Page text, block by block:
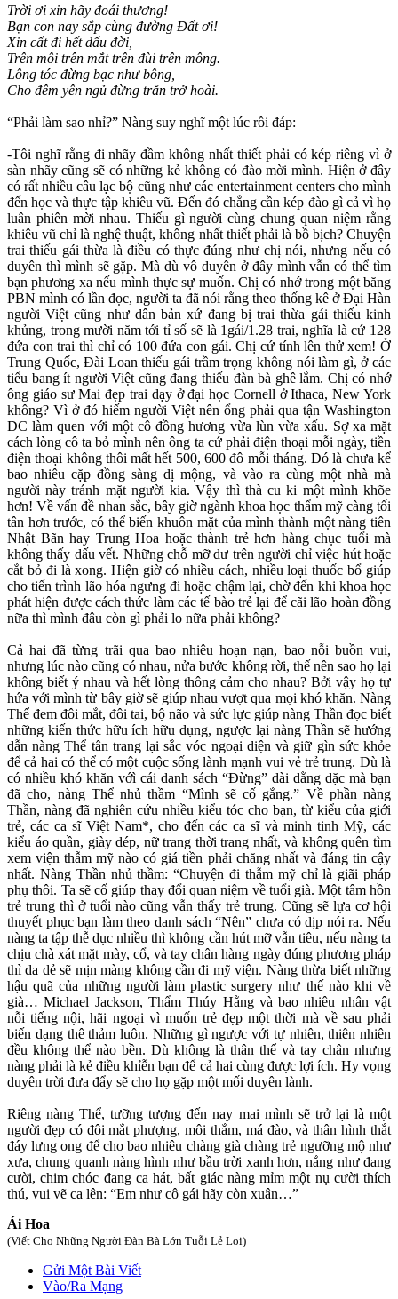
Trời ơi xin hãy đoái thương!
Bạn con nay sắp cùng đường Đất ơi!
Xin cất đi hết dấu đời,
Trên môi trên mắt trên đùi trên mông.
Lông tóc đừng bạc như bông,
Cho đêm yên ngủ đừng trăn trở hoài.
“Phải làm sao nhỉ?” Nàng suy nghĩ một lúc rồi đáp:
-Tôi nghĩ rằng đi nhãy đầm không nhất thiết phải có kép riêng vì ở
sàn nhãy cũng sẽ có những kẻ không có đào mời mình. Hiện ở đây
có rất nhiều câu lạc bộ cũng như các entertainment centers cho mình
đến học và thực tập khiêu vũ. Đến đó chẳng cần kép đào gì cả vì họ
luân phiên mời nhau. Thiếu gì người cùng chung quan niệm rằng
khiêu vũ chỉ là nghệ thuật, không nhất thiết phải là bồ bịch? Chuyện
trai thiếu gái thừa là điều có thực đúng như chị nói, nhưng nếu có
duyên thì mình sẽ gặp. Mà dù vô duyên ở đây mình vẫn có thể tìm
bạn phương xa nếu mình thực sự muốn. Chị có nhớ trong một băng
PBN mình có lần đọc, người ta đã nói rằng theo thống kê ở Đại Hàn
người Việt cũng như dân bản xứ đang bị trai thừa gái thiếu kinh
khủng, trong mười năm tới tỉ số sẽ là 1gái/1.28 trai, nghĩa là cứ 128
đứa con trai thì chỉ có 100 đứa con gái. Chị cứ tính lên thử xem! Ở
Trung Quốc, Đài Loan thiếu gái trầm trọng không nói làm gì, ở các
tiểu bang ít người Việt cũng đang thiếu đàn bà ghê lắm. Chị có nhớ
ông giáo sư Mai đẹp trai dạy ở đại học Cornell ở Ithaca, New York
không? Vì ở đó hiếm người Việt nên ổng phải qua tận Washington
DC làm quen với một cô đồng hương vừa lùn vừa xấu. Sợ xa mặt
cách lòng cô ta bỏ mình nên ông ta cứ phải điện thoại mỗi ngày, tiền
điện thoại không thôi mất hết 500, 600 đô mỗi tháng. Đó là chưa kể
bao nhiêu cặp đồng sàng dị mộng, và vào ra cùng một nhà mà
người này tránh mặt người kia. Vậy thì thà cu ki một mình khõe
hơn! Về vấn đề nhan sắc, bây giờ ngành khoa học thẩm mỹ càng tối
tân hơn trước, có thể biến khuôn mặt của mình thành một nàng tiên
Nhật Bãn hay Trung Hoa hoặc thành trẻ hơn hàng chục tuổi mà
không thấy dấu vết. Những chỗ mỡ dư trên người chỉ việc hút hoặc
cắt bỏ đi là xong. Hiện giờ có nhiều cách, nhiều loại thuốc bổ giúp
cho tiến trình lão hóa ngưng đi hoặc chậm lại, chờ đến khi khoa học
phát hiện được cách thức làm các tế bào trẻ lại để cãi lão hoàn đồng
nữa thì mình đâu còn gì phải lo nữa phải không?
Cả hai đã từng trãi qua bao nhiêu hoạn nạn, bao nỗi buồn vui,
nhưng lúc nào cũng có nhau, nửa bước không rời, thế nên sao họ lại
không biết ý nhau và hết lòng thông cảm cho nhau? Bởi vậy họ tự
hứa với mình từ bây giờ sẽ giúp nhau vượt qua mọi khó khăn. Nàng
Thể đem đôi mắt, đôi tai, bộ não và sức lực giúp nàng Thần đọc biết
những kiến thức hữu ích hữu dụng, ngược lại nàng Thần sẽ hướng
dẫn nàng Thể tân trang lại sắc vóc ngoại diện và giữ gìn sức khỏe
để cả hai có thể có một cuộc sống lành mạnh vui vẻ trẻ trung. Dù là
có nhiều khó khăn vớì cái danh sách “Đừng” dài dằng dặc mà bạn
đã cho, nàng Thể nhủ thầm “Mình sẽ cố gắng.” Về phần nàng
Thần, nàng đã nghiên cứu nhiều kiểu tóc cho bạn, từ kiểu của giới
trẻ, các ca sĩ Việt Nam*, cho đến các ca sĩ và minh tinh Mỹ, các
kiểu áo quần, giày dép, nữ trang thời trang nhất, và không quên tìm
xem viện thẫm mỹ nào có giá tiền phải chăng nhất và đáng tin cậy
nhất. Nàng Thần nhủ thầm: “Chuyện đi thẫm mỹ chỉ là giãi pháp
phụ thôi. Ta sẽ cố giúp thay đổi quan niệm về tuổi già. Một tâm hồn
trẻ trung thì ở tuổi nào cũng vẫn thấy trẻ trung. Cũng sẽ lựa cơ hội
thuyết phục bạn làm theo danh sách “Nên” chưa có dịp nói ra. Nếu
nàng ta tập thễ dục nhiều thì không cần hút mỡ vẫn tiêu, nếu nàng ta
chịu chà xát mặt mày, cổ, và tay chân hàng ngày đúng phương pháp
thì da dẻ sẽ mịn màng không cần đi mỹ viện. Nàng thừa biết những
hậu quã của những người làm plastic surgery như thế nào khi về
già… Michael Jackson, Thẩm Thúy Hằng và bao nhiêu nhân vật
nỗi tiếng nội, hãi ngoại vì muốn trẻ đẹp một thời mà về sau phải
biến dạng thê thảm luôn. Những gì ngược với tự nhiên, thiên nhiên
đều không thể nào bền. Dù không là thân thể và tay chân nhưng
nàng phải là kẻ điều khỉễn bạn để cả hai cùng được lợi ích. Hy vọng
duyên trời đưa đẩy sẽ cho họ gặp một mối duyên lành.
Riêng nàng Thể, tưỡng tượng đến nay mai mình sẽ trở lại là một
người đẹp có đôi mắt phượng, môi thắm, má đào, và thân hình thắt
đáy lưng ong để cho bao nhiêu chàng già chàng trẻ ngưỡng mộ như
xưa, chung quanh nàng hình như bầu trời xanh hơn, nắng như đang
cười, chim chóc đang ca hát, bất giác nàng mỉm một nụ cười thích
thú, vui vẽ ca lên: “Em như cô gái hãy còn xuân…”
Ái Hoa
(Viết Cho Những Người Đàn Bà Lớn Tuỗi Lẻ Loi)
Gửi Một Bài Viết
Vào/Ra Mạng